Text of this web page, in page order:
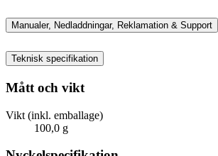
Manualer, Nedladdningar, Reklamation & Support
Teknisk specifikation
Mått och vikt
Vikt (inkl. emballage)
100,0 g